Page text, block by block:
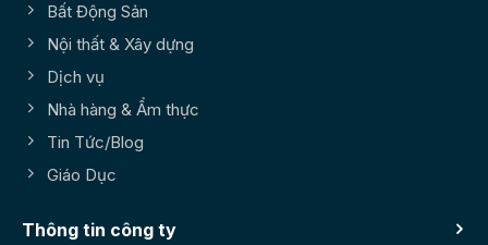
Bất Động Sản
Nội thất & Xây dựng
Dịch vụ
Nhà hàng & Ẩm thực
Tin Tức/Blog
Giáo Dục
Thông tin công ty